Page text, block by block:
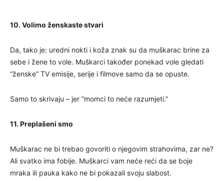
10. Volimo ženskaste stvari
Da, tako je: uredni nokti i koža znak su da muškarac brine za
sebe i žene to vole. Muškarci također ponekad vole gledati
“ženske” TV emisije, serije i filmove samo da se opuste.
Samo to skrivaju – jer “momci to neće razumjeti.”
11. Preplašeni smo
Muškarac ne bi trebao govoriti o njegovim strahovima, zar ne?
Ali svatko ima fobije. Muškarci vam neće reći da se boje
mraka ili pauka kako ne bi pokazali svoju slabost.